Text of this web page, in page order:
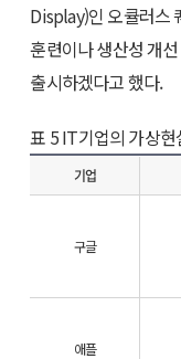
Display)인 오큘러스
훈련이나 생산성 개
출시하겠다고 했다.
표 5 IT기업의 가상
기업
구글
애플